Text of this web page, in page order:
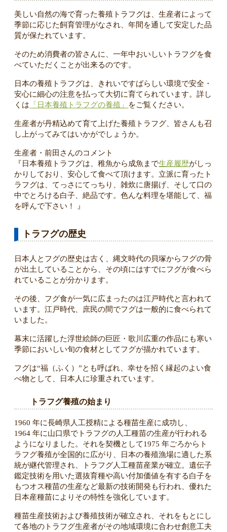
美しい自然の海で育った養殖トラフグは、生産者によって
季節に応じた飼育管理がなされ、年間を通して安定した品
質が保たれています。
そのため消費者の皆さんに、一年中おいしいトラフグを食
べていただくことが出来るのです。
日本の養殖トラフグは、きれいですばらしい環境で安全・
安心に細心の注意を払って大切に育てられています。詳し
くは 「日本養殖トラフグの養殖」 をご覧ください。
生産者が丹精込めて育て上げた養殖トラフグ、皆さんも召
し上がってみてはいかがでしょうか。
生産者・前田さんのコメント
『日本養殖トラフグは、稚魚から成魚まで生産履歴がしっ
かりしており、安心して食べて頂けます。立派に育ったト
ラフグは、てっさにてっちり、雑炊に唐揚げ、そして口の
中でとろける白子、絶品です。色んな料理を堪能して、福
を呼んで下さい！ 』
トラフグの歴史
日本人とフグの歴史は古く、縄文時代の貝塚からフグの骨
が出土していることから、その頃にはすでにフグが食べら
れていることが分かります。
その後、フグ食が一気に広まったのは江戸時代と言われて
います。江戸時代、庶民の間でフグは一般的に食べられて
いました。
幕末に活躍した浮世絵師の巨匠・歌川広重の作品にも寒い
季節においしい旬の食材としてフグが描かれています。
フグは“福（ふく）”とも呼ばれ、幸せを招く縁起のよい食
べ物として、日本人に珍重されています。
トラフグ養殖の始まり
1960 年に長崎県人工授精による種苗生産に成功し、
1964 年に山口県でトラフグの人工種苗の生産が行われる
ようになりました。それを契機として1975 年ごろからト
ラフグ養殖が全国的に広がり、日本の養殖漁場に適した系
統が継代管理され、トラフグ人工種苗産業が確立。遺伝子
鑑定技術を用いた選抜育種や高い付加価値を有する白子を
もつオス種苗の生産など最新の技術開発も行われ、優れた
日本産種苗によりその特性を強化しています。
種苗生産技術および養殖技術が確立され、それをもとにし
て各地のトラフグ生産者がその地域環境に合わせ創意工夫